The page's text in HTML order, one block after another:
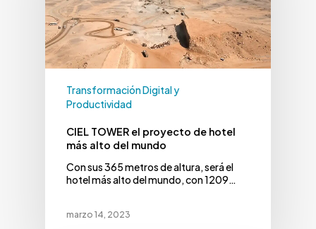
Transformación Digital y
Productividad
CIEL TOWER el proyecto de hotel
más alto del mundo
Con sus 365 metros de altura, será el
hotel más alto del mundo, con 1209…
marzo 14, 2023